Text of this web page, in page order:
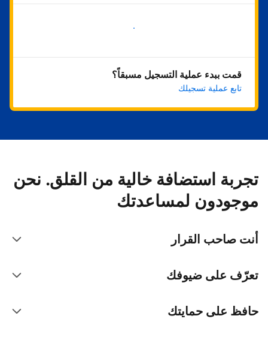
ابدأ الآن
قمت ببدء عملية التسجيل مسبقاً؟
تابع عملية تسجيلك
تجربة استضافة خالية من القلق. نحن
موجودون لمساعدتك
أنت صاحب القرار
تعرّف على ضيوفك
حافظ على حمايتك